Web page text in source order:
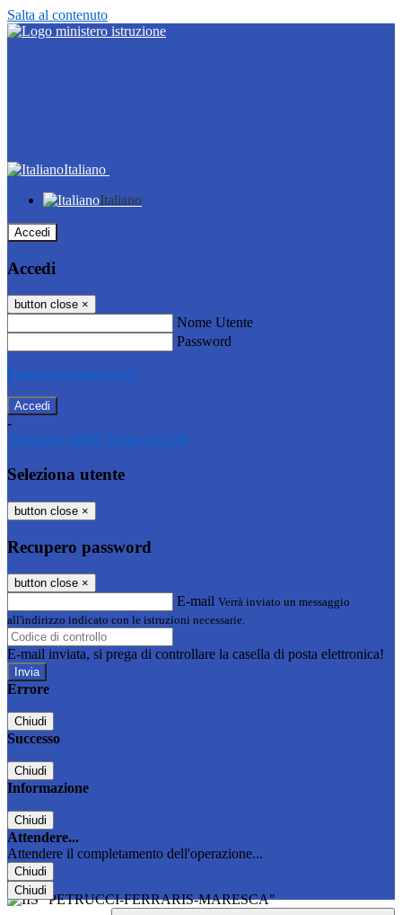
Salta al contenuto
Italiano
Italiano
Accedi
Accedi
button close ×
Nome Utente
Password
Password dimenticata?
-
Entra con SPID Entra con CIE
Seleziona utente
button close ×
Recupero password
button close ×
E-mail Verrà inviato un messaggio
all'indirizzo indicato con le istruzioni necessarie.
E-mail inviata, si prega di controllare la casella di posta elettronica!
Errore
Chiudi
Successo
Chiudi
Informazione
Chiudi
Attendere...
Attendere il completamento dell'operazione...
Chiudi
Chiudi